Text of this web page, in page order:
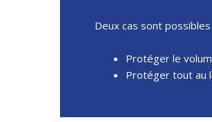
Deux cas sont possibles
Protéger le
Protéger tout au